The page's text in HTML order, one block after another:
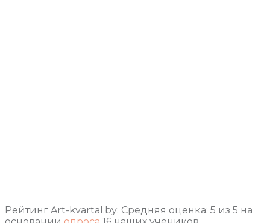
Рейтинг Art-kvartal.by: Средняя оценка: 5 из 5 на